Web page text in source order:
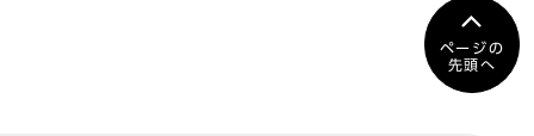
ページの
先頭へ